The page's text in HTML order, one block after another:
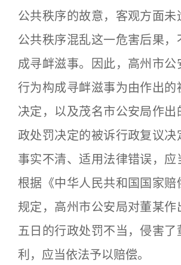
公共秩序的故意，客观方面未
公共秩序混乱这一危害后果，
成寻衅滋事。因此，高州市公
行为构成寻衅滋事为由作出的
决定，以及茂名市公安局作出
政处罚决定的被诉行政复议决
事实不清、适用法律错误，应
根据《中华人民共和国国家赔
规定，高州市公安局对董某作
五日的行政处罚不当，侵害了
利，应当依法予以赔偿。